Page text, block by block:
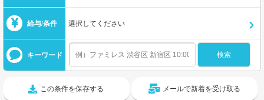
給与/条件 選択してください
キーワード
この条件を保存する メールで新着を受け取る